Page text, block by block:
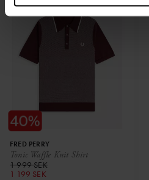
Tonic Waffle Knit Shirt
FRED PERRY
1 999 SEK
1 199 SEK